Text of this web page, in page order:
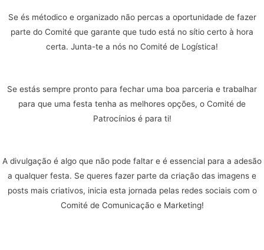
Se és métodico e organizado não percas a oportunidade de fazer
parte do Comité que garante que tudo está no sítio certo à hora
certa. Junta-te a nós no Comité de Logística!
Se estás sempre pronto para fechar uma boa parceria e trabalhar
para que uma festa tenha as melhores opções, o Comité de
Patrocínios é para ti!
A divulgação é algo que não pode faltar e é essencial para a adesão
a qualquer festa. Se queres fazer parte da criação das imagens e
posts mais criativos, inicia esta jornada pelas redes sociais com o
Comité de Comunicação e Marketing!